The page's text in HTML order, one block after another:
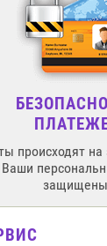
происходят
Ваши